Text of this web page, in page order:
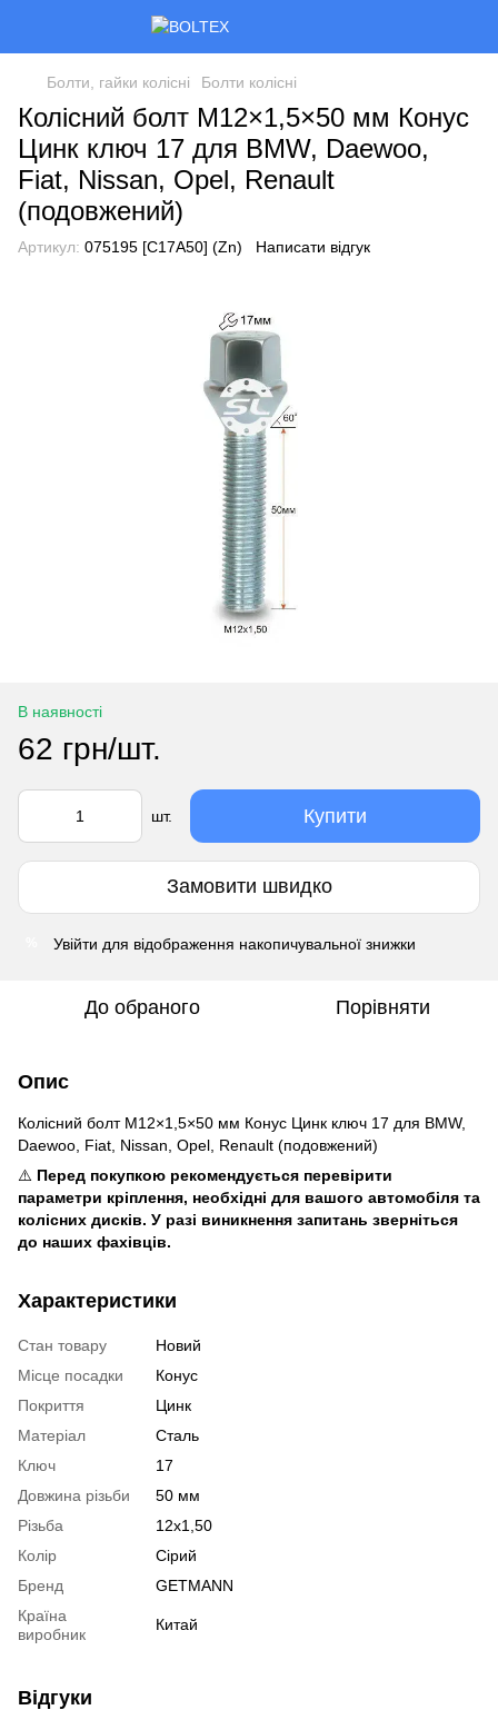
Болти, гайки колісні Болти колісні
Колісний болт M12×1,5×50 мм Конус
Цинк ключ 17 для BMW, Daewoo,
Fiat, Nissan, Opel, Renault
(подовжений)
Артикул: 075195 [C17A50] (Zn) Написати відгук
В наявності
62 грн/шт.
шт. Купити
Замовити швидко
Увійти для відображення накопичувальної знижки
До обраного Порівняти
Опис
Колісний болт M12×1,5×50 мм Конус Цинк ключ 17 для BMW,
Daewoo, Fiat, Nissan, Opel, Renault (подовжений)
⚠️ Перед покупкою рекомендується перевірити
параметри кріплення, необхідні для вашого автомобіля та
колісних дисків. У разі виникнення запитань зверніться
до наших фахівців.
Характеристики
Стан товару
Новий
Місце посадки
Конус
Покриття
Цинк
Матеріал
Сталь
Ключ
17
Довжина різьби
50 мм
Різьба
12x1,50
Колір
Сірий
Бренд
GETMANN
Країна
виробник
Китай
Відгуки